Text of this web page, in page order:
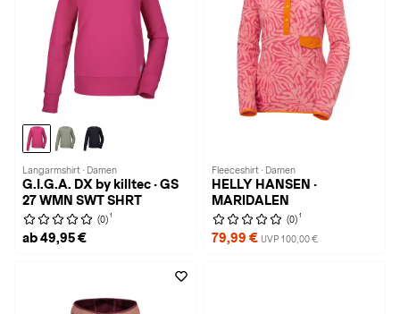
Langarmshirt · Damen
G.I.G.A. DX by killtec · GS
27 WMN SWT SHRT
(0) 1
ab 49,95 €
Fleeceshirt · Damen
HELLY HANSEN ·
MARIDALEN
(0) 1
79,99 € UVP 100,00 €